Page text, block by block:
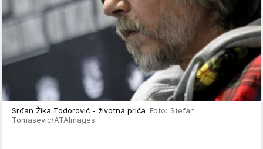
Srđan Žika Todorović - životna priča Foto: Stefan
Tomasevic/ATAImages